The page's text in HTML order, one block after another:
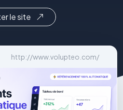
le site
http://www.volupteo.com/